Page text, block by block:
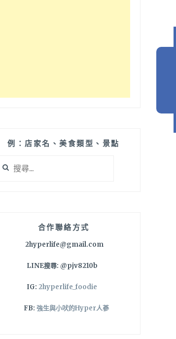
例：店家名、美食類型、景點
尋
合作聯絡方式
2hyperlife@gmail.com
LINE搜尋: @pjv8210b
IG: 2hyperlife_foodie
FB: 強生與小吠的Hyper人蔘